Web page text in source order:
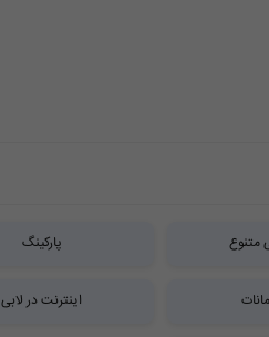
متنوع پارکینگ
اینترنت در لابی